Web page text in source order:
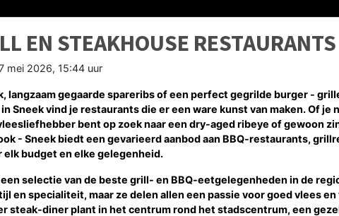
EN STEAKHOUSE
mei 2026, 15:44 uur
langzaam gegaarde spareribs of een perfect gegrilde burger -
Sneek vind je restaurants die er een ware kunst van maken. Of je
bent op zoek naar een dry-aged ribeye of gewoon
- Sneek biedt een gevarieerd aanbod aan BBQ-restaurants,
elk budget en elke gelegenheid.
selectie van de beste grill- en BBQ-eetgelegenheden in de
en specialiteit, maar ze delen allen een passie voor goed vlees en
steak-diner plant in het centrum rond het stadscentrum, een